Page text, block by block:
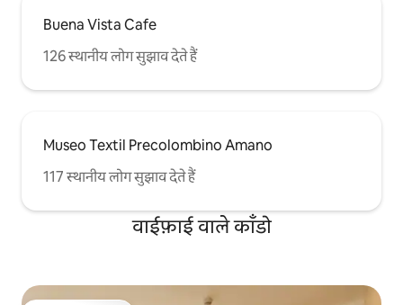
Buena Vista Cafe
126 स्थानीय लोग सुझाव देते हैं
Museo Textil Precolombino Amano
117 स्थानीय लोग सुझाव देते हैं
वाईफ़ाई वाले काँडो